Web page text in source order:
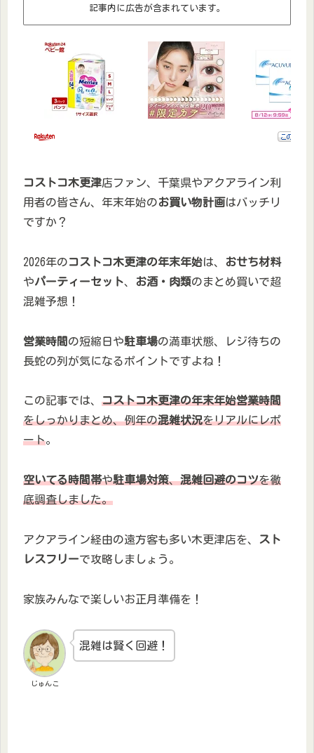
記事内に広告が含まれています。
コストコ木更津店ファン、千葉県やアクアライン利
用者の皆さん、年末年始のお買い物計画はバッチリ
ですか？
2026年のコストコ木更津の年末年始は、
おせち材料
やパーティーセット、 お酒・肉類のまとめ買いで超
混雑予想！
営業時間 の短縮日や駐車場の満車状態、レジ待ちの
長蛇の列が気になるポイントですよね！
この記事では、 コストコ木更津の年末年始営業時間
をしっかりまとめ、例年の混雑状況をリアルにレポ
ート。
空いてる時間帯や駐車場対策、混雑回避のコツを徹
底調査しました。
アクアライン経由の遠方客も多い木更津店を、
スト
レスフリーで攻略しましょう。
家族みんなで楽しいお正月準備を！
じゅんこ
混雑は賢く回避！